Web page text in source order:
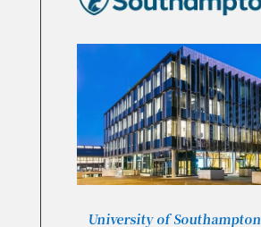
University of Southampton